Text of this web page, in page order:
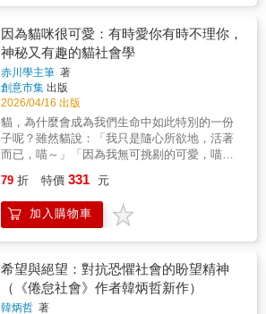
「祕密」的契機。二○一二年，受到媽媽和阿姨
們共同做的一個胎夢所激勵，加上她在失憶後
渴望重新了解家族史，英格麗德陪同母親踏上
前往哥倫比亞挖掘外公遺骸的旅程。在媽媽這
位捉摸不定、固執卻又逗趣的嚮導帶領下，英
格麗德將家族血統追溯至印第安原住民與西班
牙的根源。她揭開了那段殘暴且刻板的殖民歷
史敘事，這段歷史最終將她的麥士蒂索人（混
血）家族分裂為兩個陣營：一派相信「祕密」
是恩賜，另一派則深信那是詛咒。本書透過把
喚出的哥倫比亞歷史及殖民時期歷史故事，以
及她個人面對「現實」邊界為何時進行的深刻
省思全部交織在一起，英格麗德以書寫穿越了
的一切。關於說故事的力量如何成為一種療癒
的藝術，並作為歡迎大家擁抱超凡事物的邀
請，顯然這是一部光輝燦爛的見證作品。我們
拒絕，而是為了誠實、讓愛有呼吸的空間。如
果你正在承擔一個其實可以放下的位置，如果
你在失去之後發現自己被迫停下來，這本書或
許能陪你——站回神面前的自己。這本書，不
是為了曾經的伴侶離世有多痛而寫。而是記錄
在他離開的一刻起，人生被迫重新開始、被迫
調整順序與抉擇的歷程。死亡是強制停止，對
死者、對生者，都是如此。從婚姻的合分、與
兒子從陌路到成為朋友，以及與神、與人、與
自己的和好，Amber獻上那些曾經站錯的位
中終於明白，「回家」才是真正走過的路。孩
子的父親離世後，Amber第一次發現自己無法
再站在前面——不論是家庭或職場——替所有
直到重新站在一個真正屬於自己的位置上。放
下不是自己的責任、放下不再適合的角色、不
再急著回答別人的問題，也不再急著替自己找
因為貓咪很可愛：有時愛你有時不理你，
神秘又有趣的貓社會學
赤川學主筆 著
創意市集 出版
2026/04/16 出版
貓，為什麼會成為我們生命中如此特別的一份
子呢？雖然貓說：「我只是隨心所欲地，活著
而已，喵～」「因為我無可挑剔的可愛，喵
中，現代關係更加緊密。 貓咪社會學，開課
了。 && &研究貓奴與貓關係的書：貓為什麼
會成為我們生命中如此特別的存在？ && &貓
咪，透過本書可以更了解貓在人類生活中的地
位。 && &喵的社會學並不伸張貓咪不可愛，
理解關於貓存在在這個世代的一切社會行為。
79 折 特價 331 元
加入購物車
希望與絕望：對抗恐懼社會的盼望精神
（《倦怠社會》作者韓炳哲新作）
韓炳哲 著